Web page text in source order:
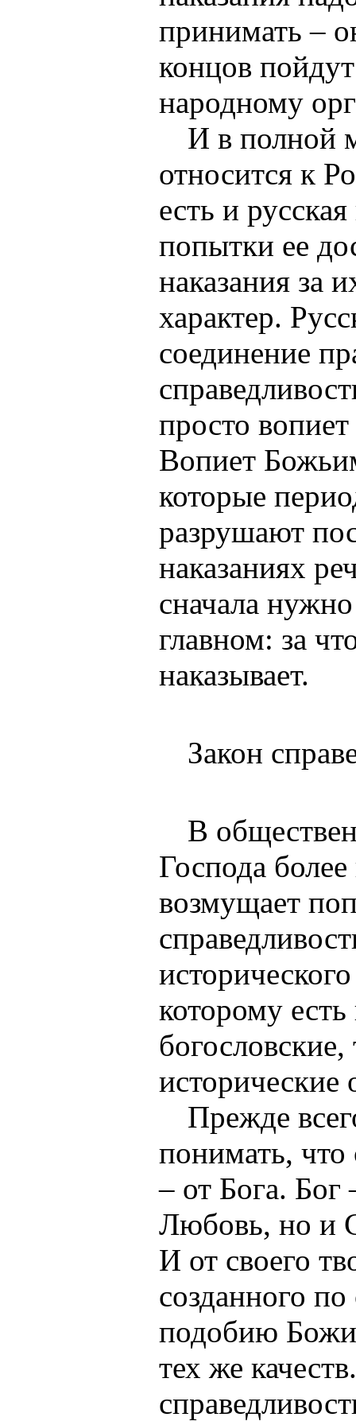
принимать –
концов
народному
И в полной
относится к
есть и
попытки ее
наказания за
характер.
соединение
просто
Вопиет
которые
разрушают
наказаниях
сначала нужно
главном: за
наказывает.
Закон
В
Господа более
возмущает
которому есть
богословские,
исторические
Прежде
понимать, что
– от Бога. Бог
Любовь, но и
И от своего
созданного
подобию
тех же